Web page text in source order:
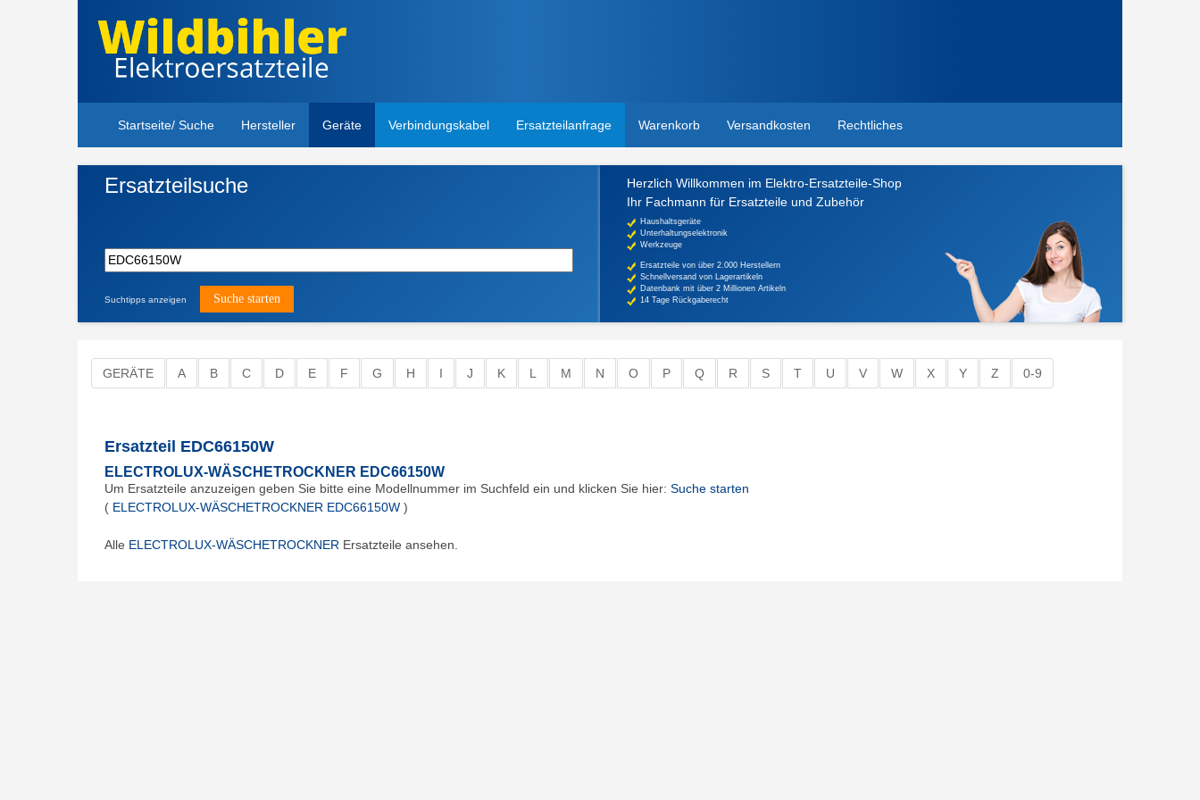
Startseite/ Suche Hersteller Geräte Verbindungskabel Ersatzteilanfrage Warenkorb Versandkosten Rechtliches
Ersatzteilsuche
Suchtipps anzeigen
Herzlich Willkommen im Elektro-Ersatzteile-Shop
Ihr Fachmann für Ersatzteile und Zubehör
Haushaltsgeräte
Unterhaltungselektronik
Werkzeuge
Ersatzteile von über 2.000 Herstellern
Schnellversand von Lagerartikeln
Datenbank mit über 2 Millionen Artikeln
14 Tage Rückgaberecht
GERÄTE A B C D E F G H I J K L M N O P Q R S T U V W X Y Z 0-9
Ersatzteil EDC66150W
ELECTROLUX-WÄSCHETROCKNER EDC66150W
Um Ersatzteile anzuzeigen geben Sie bitte eine Modellnummer im Suchfeld ein und klicken Sie hier: Suche starten
( ELECTROLUX-WÄSCHETROCKNER EDC66150W )
Alle ELECTROLUX-WÄSCHETROCKNER Ersatzteile ansehen.